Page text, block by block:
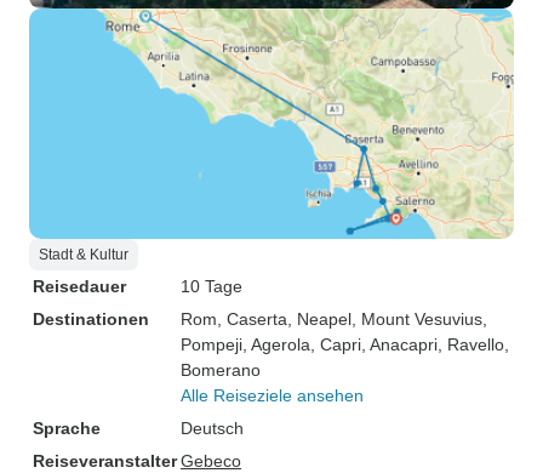
Stadt & Kultur
Reisedauer
10 Tage
Destinationen
Rom , Caserta , Neapel , Mount Vesuvius
Pompeji , Agerola , Capri , Anacapri , Ravello
Bomerano
Alle Reiseziele ansehen
Sprache
Deutsch
ReiseveranstalterGebeco